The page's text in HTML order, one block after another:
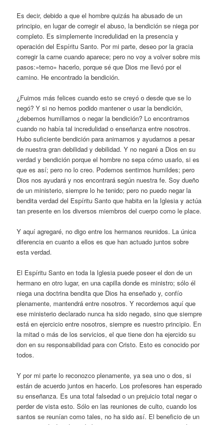
Es decir, debido a que el hombre quizás ha abusado de un
principio, en lugar de corregir el abuso, la bendición se niega por
completo. Es simplemente incredulidad en la presencia y
operación del Espíritu Santo. Por mi parte, deseo por la gracia
corregir la carne cuando aparece; pero no voy a volver sobre mis
pasos:»temo» hacerlo, porque sé que Dios me llevó por el
camino. He encontrado la bendición.
¿Fuimos más felices cuando esto se creyó o desde que se lo
negó? Y si no hemos podido mantener o usar la bendición,
¿debemos humillarnos o negar la bendición? Lo encontramos
cuando no había tal incredulidad o enseñanza entre nosotros.
Hubo suficiente bendición para animarnos y ayudarnos a pesar
de nuestra gran debilidad y debilidad. Y no negaré a Dios en su
verdad y bendición porque el hombre no sepa cómo usarlo, si es
que es así; pero no lo creo. Podemos sentirnos humildes; pero
Dios nos ayudará y nos encontrará según nuestra fe. Soy dueño
de un ministerio, siempre lo he tenido; pero no puedo negar la
bendita verdad del Espíritu Santo que habita en la Iglesia y actúa
tan presente en los diversos miembros del cuerpo como le place.
Y aquí agregaré, no digo entre los hermanos reunidos. La única
diferencia en cuanto a ellos es que han actuado juntos sobre
esta verdad.
El Espíritu Santo en toda la Iglesia puede poseer el don de un
hermano en otro lugar, en una capilla donde es ministro; sólo él
niega una doctrina bendita que Dios ha enseñado y, confío
plenamente, mantendrá entre nosotros. Y recordemos aquí que
ese ministerio declarado nunca ha sido negado, sino que siempre
está en ejercicio entre nosotros, siempre es nuestro principio. En
la mitad o más de los servicios, el que tiene don ha ejercido su
don en su responsabilidad para con Cristo. Esto es conocido por
todos.
Y por mi parte lo reconozco plenamente, ya sea uno o dos, si
están de acuerdo juntos en hacerlo. Los profesores han esperado
su enseñanza. Es una total falsedad o un prejuicio total negar o
perder de vista esto. Sólo en las reuniones de culto, cuando los
santos se reunían como tales, no ha sido así. El beneficio de un